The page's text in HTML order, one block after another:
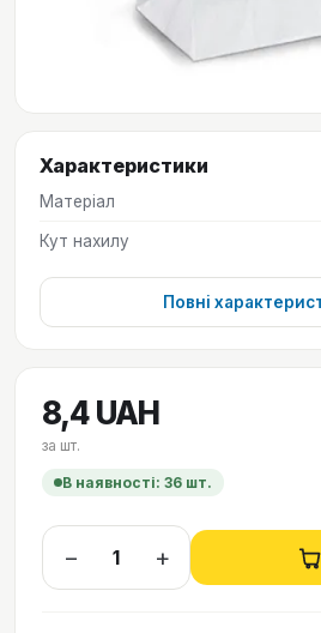
Характеристики
Матеріал
Кут нахилу
Повні
8,4 UAH
за шт.
В наявності: 36 шт.
− +